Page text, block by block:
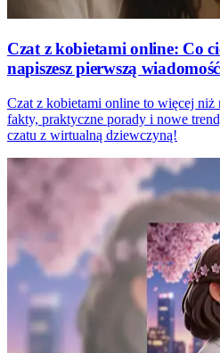
Czat z kobietami online: Co
napiszesz pierwszą
Czat z kobietami online to więcej niż
fakty, praktyczne porady i nowe
czatu z wirtualną dziewczyną!